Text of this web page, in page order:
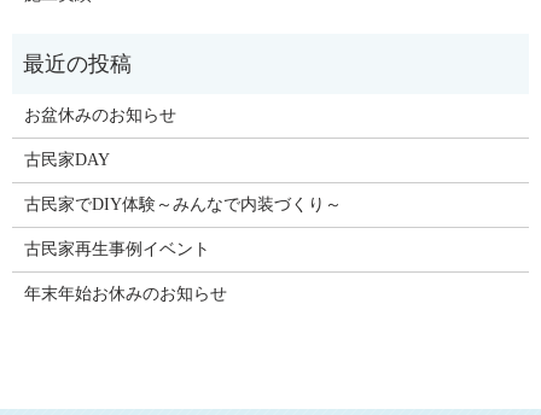
お盆休みのお知らせ
古民家DAY
古民家でDIY体験～みんなで内装づくり～
古民家再生事例イベント
年末年始お休みのお知らせ